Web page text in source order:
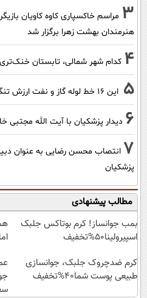
3 مراسم خاکسپاری کاوه کاویان
هنرمندان بهشت زهرا برگزار شد
4 کدام شهر شمالی، تابستان خنک‌تری
5 این 16 خط لوله گاز و نفت ارزش تنگه هرمز را به سمت صفر می برند
6 دیدار پزشکیان با آیت الله مجتبی
7 انتصاب محسن رضایی به عنوان
پزشکیان
مطالب پیشنهادی
بمب جوانساز! کرم بوتاکس جلبک
اسپیرولینا50%تخفیف
کرم ضدچروک جلبک، جوانسازی
طبیعی پوست شما40%تخفیف